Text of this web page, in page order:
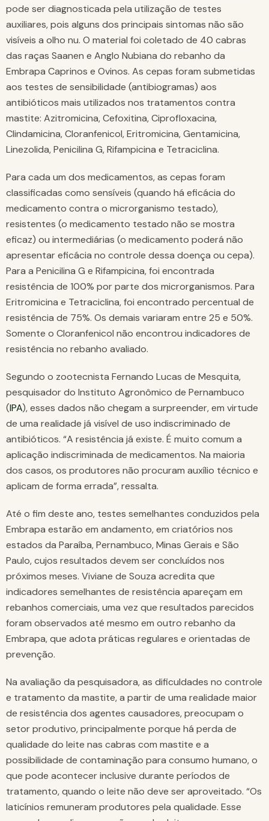
pode ser diagnosticada pela utilização de testes
auxiliares, pois alguns dos principais sintomas não são
visíveis a olho nu. O material foi coletado de 40 cabras
das raças Saanen e Anglo Nubiana do rebanho da
Embrapa Caprinos e Ovinos. As cepas foram submetidas
aos testes de sensibilidade (antibiogramas) aos
antibióticos mais utilizados nos tratamentos contra
mastite: Azitromicina, Cefoxitina, Ciprofloxacina,
Clindamicina, Cloranfenicol, Eritromicina, Gentamicina,
Linezolida, Penicilina G, Rifampicina e Tetraciclina.
Para cada um dos medicamentos, as cepas foram
classificadas como sensíveis (quando há eficácia do
medicamento contra o microrganismo testado),
resistentes (o medicamento testado não se mostra
eficaz) ou intermediárias (o medicamento poderá não
apresentar eficácia no controle dessa doença ou cepa).
Para a Penicilina G e Rifampicina, foi encontrada
resistência de 100% por parte dos microrganismos. Para
Eritromicina e Tetraciclina, foi encontrado percentual de
resistência de 75%. Os demais variaram entre 25 e 50%.
Somente o Cloranfenicol não encontrou indicadores de
resistência no rebanho avaliado.
Segundo o zootecnista Fernando Lucas de Mesquita,
pesquisador do Instituto Agronômico de Pernambuco
(IPA), esses dados não chegam a surpreender, em virtude
de uma realidade já visível de uso indiscriminado de
antibióticos. “A resistência já existe. É muito comum a
aplicação indiscriminada de medicamentos. Na maioria
dos casos, os produtores não procuram auxílio técnico e
aplicam de forma errada”, ressalta.
Até o fim deste ano, testes semelhantes conduzidos pela
Embrapa estarão em andamento, em criatórios nos
estados da Paraíba, Pernambuco, Minas Gerais e São
Paulo, cujos resultados devem ser concluídos nos
próximos meses. Viviane de Souza acredita que
indicadores semelhantes de resistência apareçam em
rebanhos comerciais, uma vez que resultados parecidos
foram observados até mesmo em outro rebanho da
Embrapa, que adota práticas regulares e orientadas de
prevenção.
Na avaliação da pesquisadora, as dificuldades no controle
e tratamento da mastite, a partir de uma realidade maior
de resistência dos agentes causadores, preocupam o
setor produtivo, principalmente porque há perda de
qualidade do leite nas cabras com mastite e a
possibilidade de contaminação para consumo humano, o
que pode acontecer inclusive durante períodos de
tratamento, quando o leite não deve ser aproveitado. “Os
laticínios remuneram produtores pela qualidade. Esse